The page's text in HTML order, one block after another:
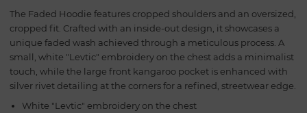
The Faded Hoodie features cropped shoulders and an oversized,
cropped fit. Crafted with an inside-out design, it showcases a
unique faded wash achieved through a meticulous process. A
small, white "Levtic" embroidery on the chest adds a minimalist
touch, while the large front kangaroo pocket is enhanced with
silver rivet detailing at the corners for a refined, streetwear edge.
White "Levtic" embroidery on the chest